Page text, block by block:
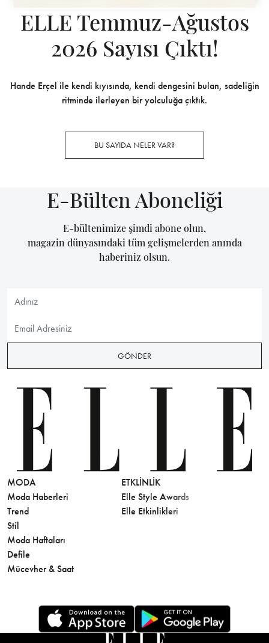
ELLE Temmuz-Ağustos
2026 Sayısı Çıktı!
Hande Erçel ile kendi kıyısında, kendi dengesini bulan, sadeliğin
ritminde ilerleyen bir yolculuğa çıktık.
BU SAYIDA NELER VAR?
E-Bülten Aboneliği
E-bültenimize şimdi abone olun,
magazin dünyasındaki tüm gelişmelerden anında
haberiniz olsun.
GÖNDER
MODA
Moda Haberleri
Trend
Stil
Moda Haftaları
Defile
Mücevher & Saat
ETKLINLIK
Elle Style Awards
Elle Etkinlikleri